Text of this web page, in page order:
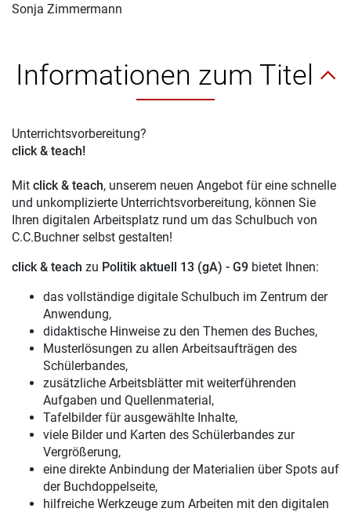
Sonja Zimmermann
Informationen zum Titel
Unterrichtsvorbereitung?
click & teach!
Mit click & teach, unserem neuen Angebot für eine schnelle
und unkomplizierte Unterrichtsvorbereitung, können Sie
Ihren digitalen Arbeitsplatz rund um das Schulbuch von
C.C.Buchner selbst gestalten!
click & teach zu Politik aktuell 13 (gA) - G9 bietet Ihnen:
das vollständige digitale Schulbuch im Zentrum der
Anwendung,
didaktische Hinweise zu den Themen des Buches,
Musterlösungen zu allen Arbeitsaufträgen des
Schülerbandes,
zusätzliche Arbeitsblätter mit weiterführenden
Aufgaben und Quellenmaterial,
Tafelbilder für ausgewählte Inhalte,
viele Bilder und Karten des Schülerbandes zur
Vergrößerung,
eine direkte Anbindung der Materialien über Spots auf
der Buchdoppelseite,
hilfreiche Werkzeuge zum Arbeiten mit den digitalen